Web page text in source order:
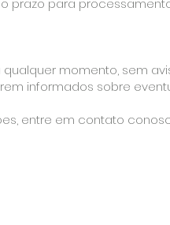
prazo para
momento, sem
informados sobre
entre em contato